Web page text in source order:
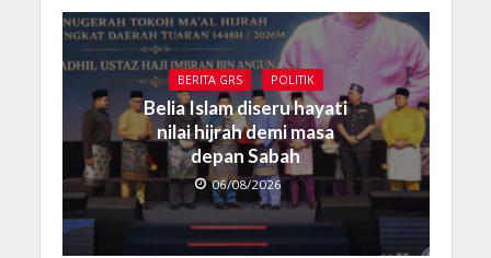
BERITA GRS POLITIK
Belia Islam diseru hayati
nilai hijrah demi masa
depan Sabah
06/08/2026